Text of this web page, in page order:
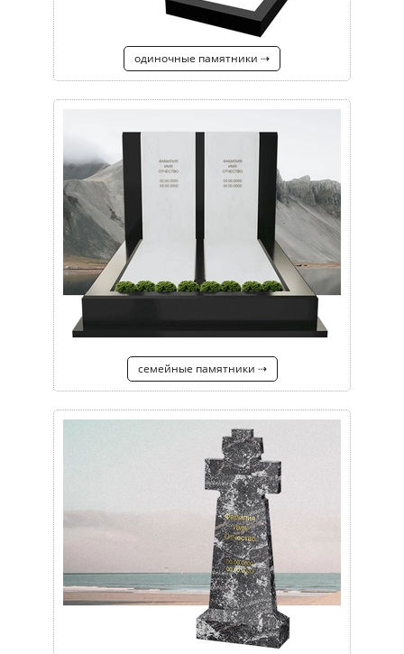
одиночные памятники ⇢
семейные памятники ⇢